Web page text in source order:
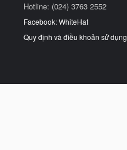
Hotline: (024) 3763 2552
Facebook: WhiteHat
Quy định và điều khoản sử dụng